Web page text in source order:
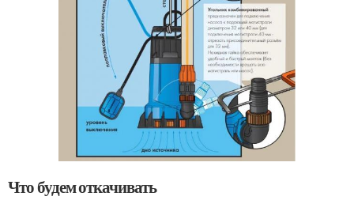
Что будем откачивать